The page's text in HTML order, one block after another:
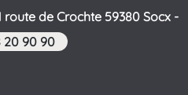
route de Crochte 59380 Socx -
20 90 90